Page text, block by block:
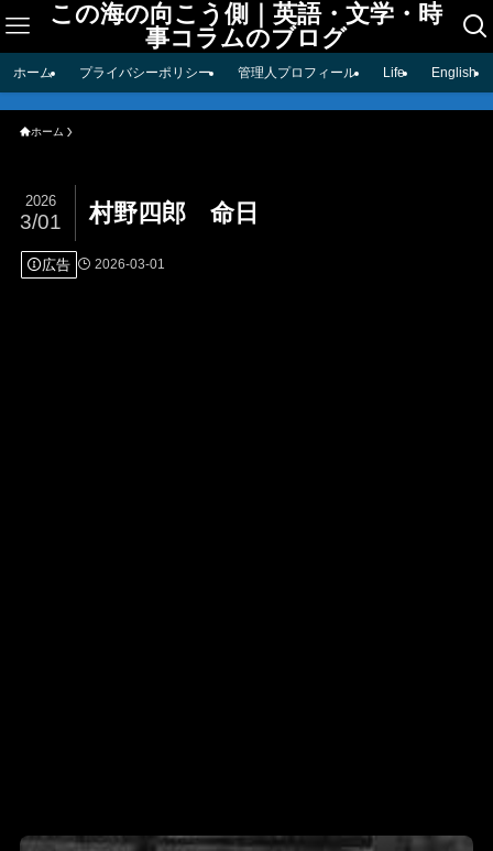
この海の向こう側｜英語・文学・時
事コラムのブログ
ホーム プライバシーポリシー 管理人プロフィール Life English
ホーム
村野四郎 命日
2026
3/01
広告 2026-03-01